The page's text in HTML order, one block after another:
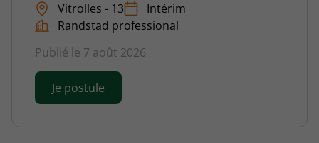
Vitrolles - 13
Intérim
Randstad professional
Publié le 7 août 2026
Je postule